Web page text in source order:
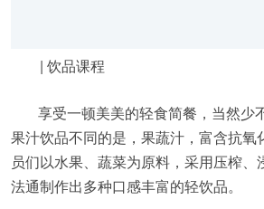
| 饮品课程
享受一顿美美的轻食简餐，当然少
果汁饮品不同的是，果蔬汁，富含抗氧
员们以水果、蔬菜为原料，采用压榨
法通制作出多种口感丰富的轻饮品。